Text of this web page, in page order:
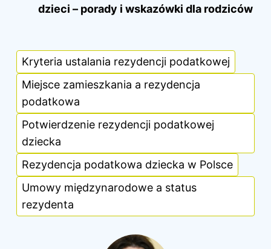
dzieci – porady i wskazówki dla rodziców
Kryteria ustalania rezydencji podatkowej
Miejsce zamieszkania a rezydencja
podatkowa
Potwierdzenie rezydencji podatkowej
dziecka
Rezydencja podatkowa dziecka w Polsce
Umowy międzynarodowe a status
rezydenta